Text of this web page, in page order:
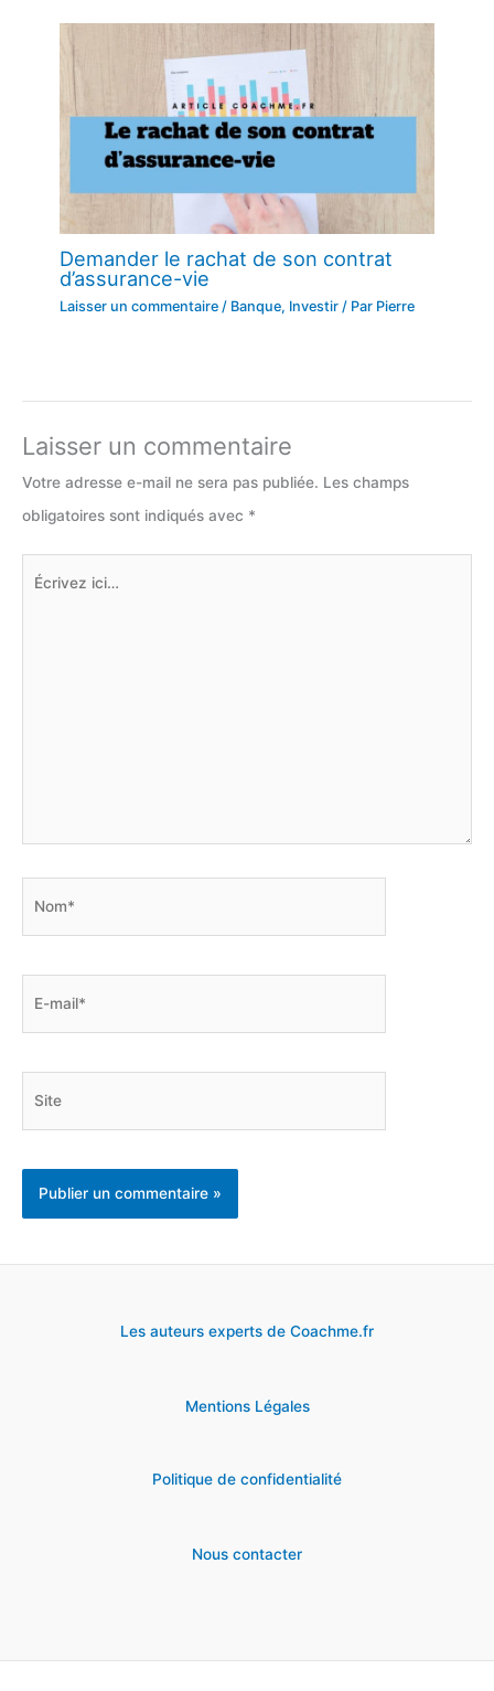
Demander le rachat de son contrat
d’assurance-vie
Laisser un commentaire / Banque, Investir / Par Pierre
Laisser un commentaire
Votre adresse e-mail ne sera pas publiée. Les champs
obligatoires sont indiqués avec *
Écrivez
Les auteurs experts de Coachme.fr
Mentions Légales
Politique de confidentialité
Nous contacter